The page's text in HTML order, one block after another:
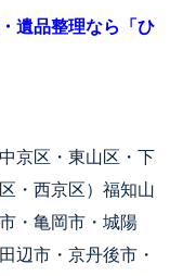
遺品整理なら「ひ
京区・東山区・下
・西京区）福知山
・亀岡市・城陽
辺市・京丹後市・